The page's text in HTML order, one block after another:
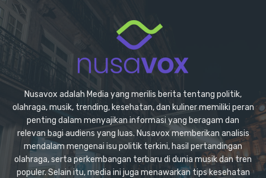
Nusavox adalah Media yang merilis berita tentang politik,
olahraga, musik, trending, kesehatan, dan kuliner memiliki peran
penting dalam menyajikan informasi yang beragam dan
relevan bagi audiens yang luas. Nusavox memberikan analisis
mendalam mengenai isu politik terkini, hasil pertandingan
olahraga, serta perkembangan terbaru di dunia musik dan tren
populer. Selain itu, media ini juga menawarkan tips kesehatan